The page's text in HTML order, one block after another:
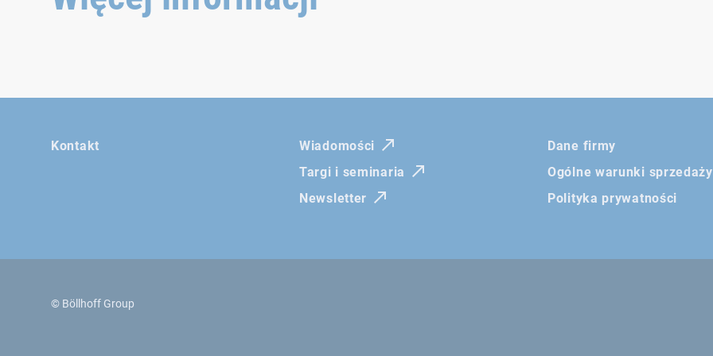
Kontakt
Wiadomości
Targi i seminaria
Newsletter
Dane firmy
Ogólne warunki sprzedaży
Polityka prywatności
© Böllhoff Group